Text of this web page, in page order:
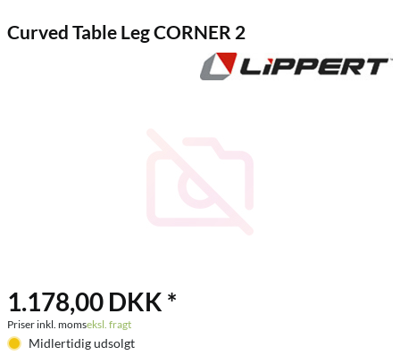
Curved Table Leg CORNER 2
1.178,00 DKK *
Priser inkl. momseksl. fragt
Midlertidig udsolgt